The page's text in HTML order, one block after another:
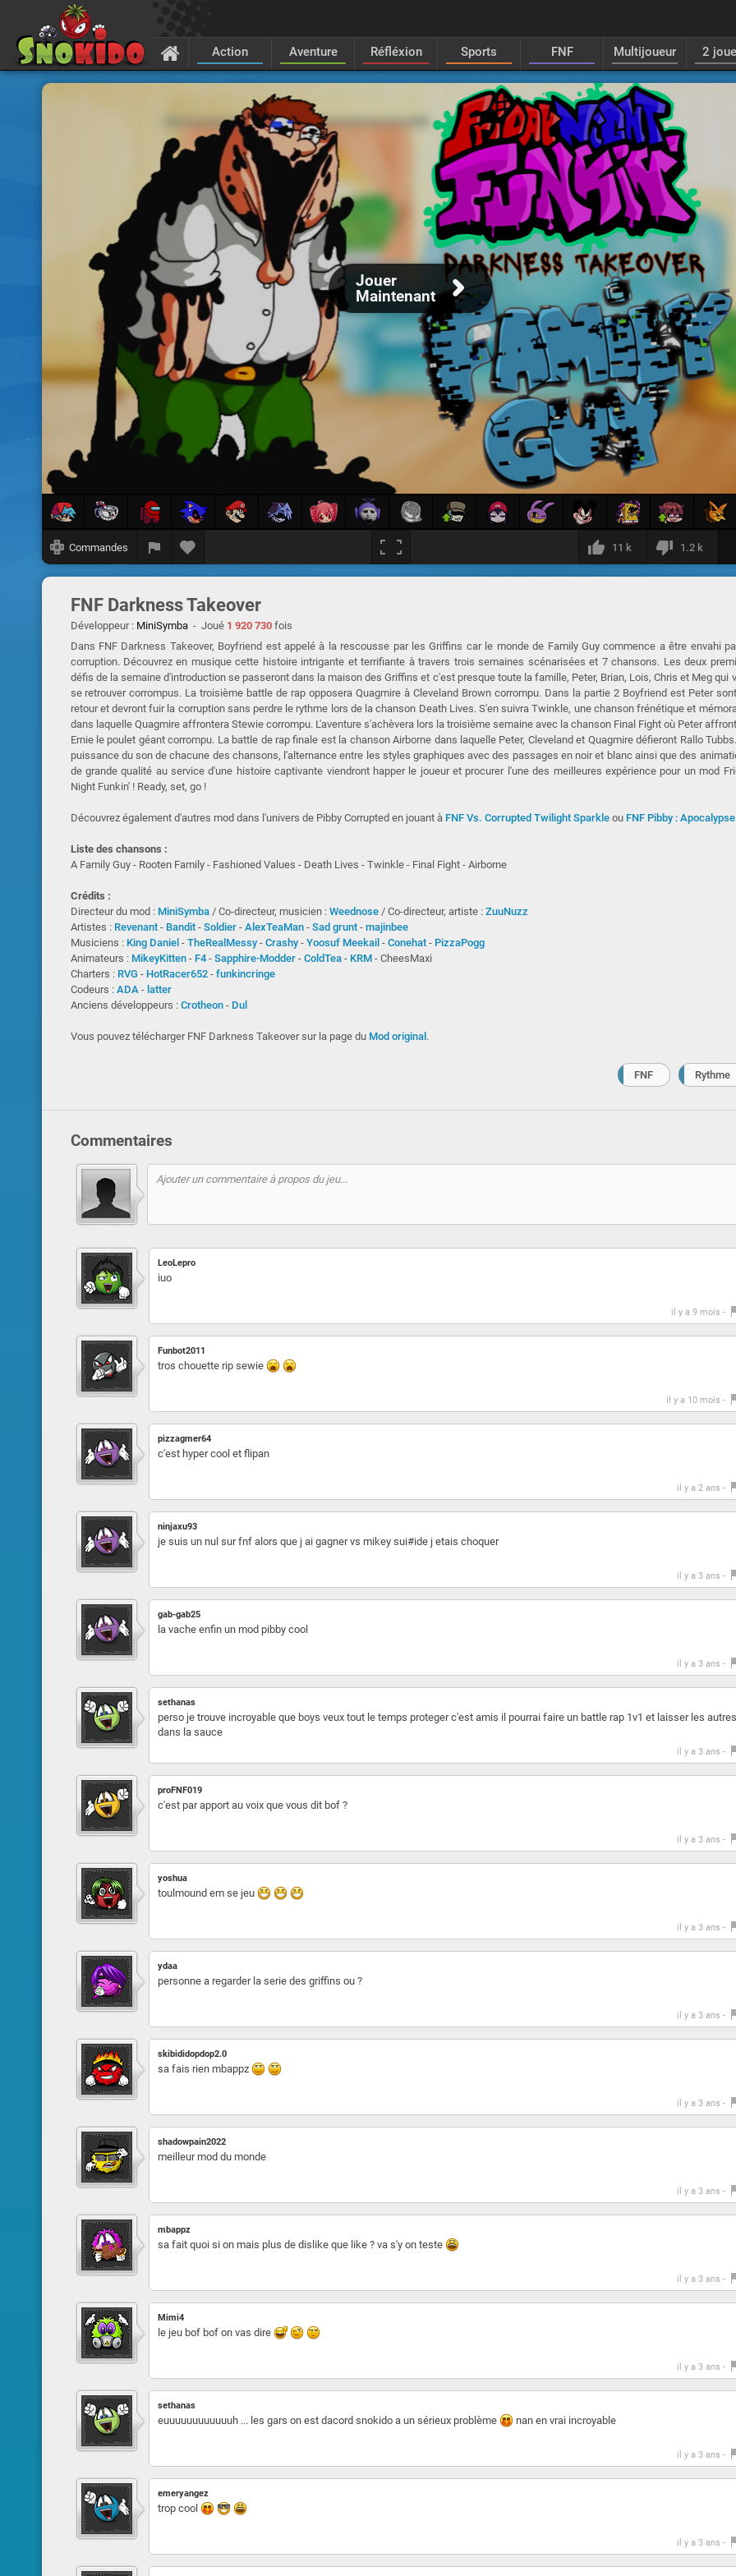
Action Aventure Réfléxion Sports FNF Multijoueur 2
Jouer
Maintenant
Commandes 11 k 1.2 k
FNF Darkness Takeover
Développeur : MiniSymba- Joué 1 920 730fois
Dans FNF Darkness Takeover, Boyfriend est appelé à la rescousse par les Griffins car le monde de Family Guy commence a être envahi
corruption. Découvrez en musique cette histoire intrigante et terrifiante à travers trois semaines scénarisées et 7 chansons. Les deux
défis de la semaine d'introduction se passeront dans la maison des Griffins et c'est presque toute la famille, Peter, Brian, Lois, Chris et Meg qui
se retrouver corrompus. La troisième battle de rap opposera Quagmire à Cleveland Brown corrompu. Dans la partie 2 Boyfriend est Peter
retour et devront fuir la corruption sans perdre le rythme lors de la chanson Death Lives. S'en suivra Twinkle, une chanson frénétique et
dans laquelle Quagmire affrontera Stewie corrompu. L'aventure s'achèvera lors la troisième semaine avec la chanson Final Fight où Peter
Ernie le poulet géant corrompu. La battle de rap finale est la chanson Airborne dans laquelle Peter, Cleveland et Quagmire défieront Rallo
puissance du son de chacune des chansons, l'alternance entre les styles graphiques avec des passages en noir et blanc ainsi que des
de grande qualité au service d'une histoire captivante viendront happer le joueur et procurer l'une des meilleures expérience pour un mod
Night Funkin' ! Ready, set, go !
Découvrez également d'autres mod dans l'univers de Pibby Corrupted en jouant à FNF Vs. Corrupted Twilight Sparkleou FNF Pibby : Apocalypse
Liste des chansons :
A Family Guy - Rooten Family - Fashioned Values - Death Lives - Twinkle - Final Fight - Airborne
Crédits :
Directeur du mod : MiniSymba/ Co-directeur, musicien : Weednose/ Co-directeur, artiste : ZuuNuzz
Artistes : Revenant- Bandit- Soldier- AlexTeaMan- Sad grunt- majinbee
Musiciens : King Daniel - TheRealMessy- Crashy- Yoosuf Meekail - Conehat- PizzaPogg
Animateurs : MikeyKitten- F4- Sapphire-Modder- ColdTea- KRM- CheesMaxi
Charters : RVG - HotRacer652- funkincringe
Codeurs : ADA- latter
Anciens développeurs : Crotheon- Dul
Vous pouvez télécharger FNF Darkness Takeover sur la page du Mod original .
FNF Rythme
Commentaires
LeoLepro
iuo
il y a 9 mois -
Funbot2011
tros chouette rip sewie
il y a 10 mois -
pizzagmer64
c'est hyper cool et flipan
il y a 2 ans -
ninjaxu93
je suis un nul sur fnf alors que j ai gagner vs mikey sui#ide j etais choquer
il y a 3 ans -
gab-gab25
la vache enfin un mod pibby cool
il y a 3 ans -
sethanas
perso je trouve incroyable que boys veux tout le temps proteger c'est amis il pourrai faire un battle rap 1v1 et laisser les autres
dans la sauce
il y a 3 ans -
proFNF019
c'est par apport au voix que vous dit bof ?
il y a 3 ans -
yoshua
toulmound em se jeu
il y a 3 ans -
ydaa
personne a regarder la serie des griffins ou ?
il y a 3 ans -
skibididopdop2.0
sa fais rien mbappz
il y a 3 ans -
shadowpain2022
meilleur mod du monde
il y a 3 ans -
mbappz
sa fait quoi si on mais plus de dislike que like ? va s'y on teste
il y a 3 ans -
Mimi4
le jeu bof bof on vas dire
il y a 3 ans -
sethanas
euuuuuuuuuuuuh ... les gars on est dacord snokido a un sérieux problème nan en vrai incroyable
il y a 3 ans -
emeryangez
trop cool
il y a 3 ans -